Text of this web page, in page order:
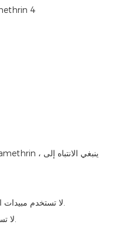
2. لا تستخدم مبيدات الآفات بشكل مستمر في وقت قصير.
3. لا تستخدم مبيدات الآفات بشكل عشوائي.